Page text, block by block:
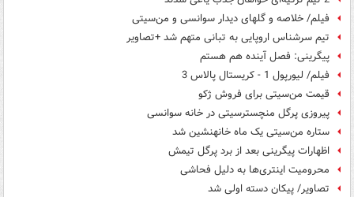
فیلم/ خلاصه و گلهای دیدار سوانسی و من‌سیتی
تیم سرشناس اروپایی به تبانی متهم شد +تصاویر
پیگرینی: فصل آینده هم هستم
فیلم/ لیورپول 1 - کریستال پالاس 3
قیمت من‌سیتی برای فروش ژکو
پیروزی پرگل منچسترسیتی در خانه سوانسی
ستاره من‌سیتی یک ماه خانه‎نشین شد
اظهارات پیگرینی بعد از برد پرگل تیمش
محرومیت اینتری‌ها به دلیل فحاشی
تصاویر/ پیکان دسته اولی شد